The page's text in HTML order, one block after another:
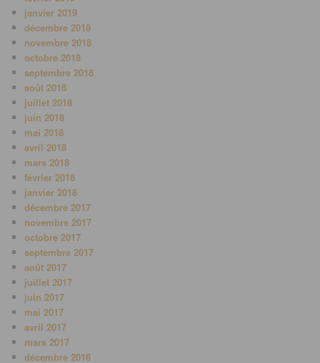
janvier 2019
décembre 2018
novembre 2018
octobre 2018
septembre 2018
août 2018
juillet 2018
juin 2018
mai 2018
avril 2018
mars 2018
février 2018
janvier 2018
décembre 2017
novembre 2017
octobre 2017
septembre 2017
août 2017
juillet 2017
juin 2017
mai 2017
avril 2017
mars 2017
décembre 2016